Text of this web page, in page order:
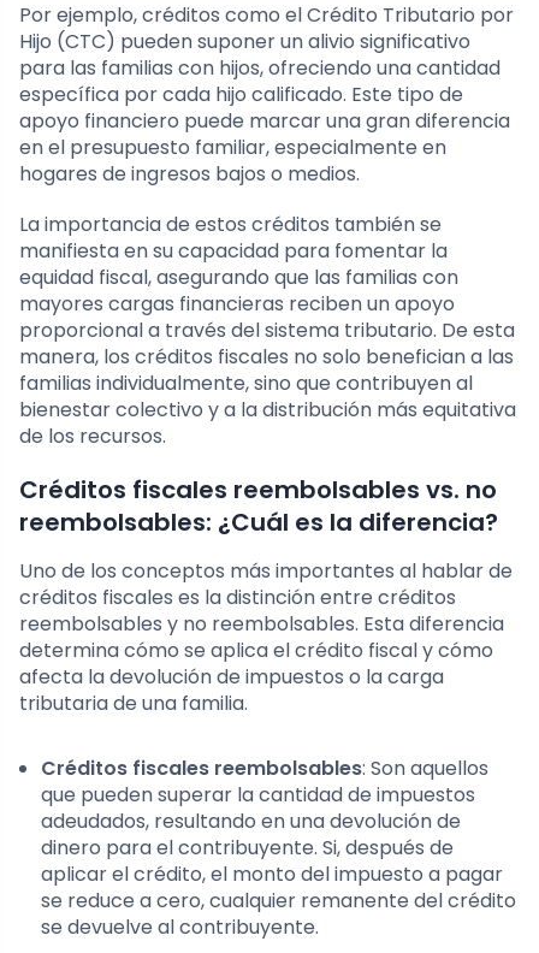
Por ejemplo, créditos como el Crédito Tributario por
Hijo (CTC) pueden suponer un alivio significativo
para las familias con hijos, ofreciendo una cantidad
específica por cada hijo calificado. Este tipo de
apoyo financiero puede marcar una gran diferencia
en el presupuesto familiar, especialmente en
hogares de ingresos bajos o medios.
La importancia de estos créditos también se
manifiesta en su capacidad para fomentar la
equidad fiscal, asegurando que las familias con
mayores cargas financieras reciben un apoyo
proporcional a través del sistema tributario. De esta
manera, los créditos fiscales no solo benefician a las
familias individualmente, sino que contribuyen al
bienestar colectivo y a la distribución más equitativa
de los recursos.
Créditos fiscales reembolsables vs. no
reembolsables: ¿Cuál es la diferencia?
Uno de los conceptos más importantes al hablar de
créditos fiscales es la distinción entre créditos
reembolsables y no reembolsables. Esta diferencia
determina cómo se aplica el crédito fiscal y cómo
afecta la devolución de impuestos o la carga
tributaria de una familia.
Créditos fiscales reembolsables: Son aquellos
que pueden superar la cantidad de impuestos
adeudados, resultando en una devolución de
dinero para el contribuyente. Si, después de
aplicar el crédito, el monto del impuesto a pagar
se reduce a cero, cualquier remanente del crédito
se devuelve al contribuyente.